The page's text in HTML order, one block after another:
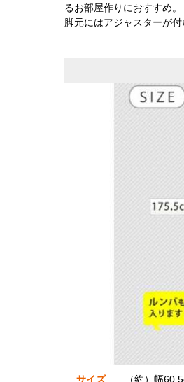
るお部屋作りにおすすめ。
脚元にはアジャスターが
サイズ （約）幅